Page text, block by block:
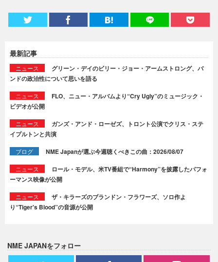
最新記事
ニュース
グリーン・デイのビリー・ジョー・アームストロング、バ
ンドの政治性について思いを語る
ニュース
FLO、ニュー・アルバムより“Cry Ugly”のミュージック・
ビデオが公開
ニュース
ガンズ・アンド・ローゼズ、トロント公演でクリス・ステ
イプルトンと共演
ブログ NME Japanが選ぶ今週聴くべきこの曲：2026/08/07
ニュース
ロール・モデル、米TV番組で“Harmony”を披露したパフォ
ーマンス映像が公開
ニュース
ザ・キラーズのブランドン・フラワーズ、ソロ作よ
り“Tiger's Blood”の音源が公開
NME JAPANをフォロー